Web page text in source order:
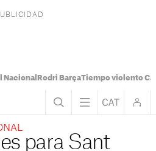
Nacional Rodri BarçaTiempo violento
para Sant